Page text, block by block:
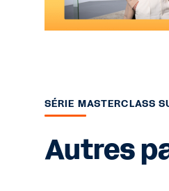
SÉRIE MASTERCLASS
Autres